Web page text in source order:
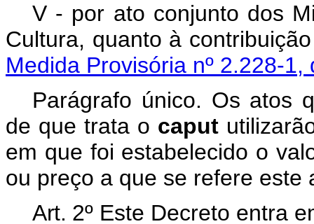
V - por ato conjunto dos
Cultura, quanto à
Medida Provisória nº 2.228-
Parágrafo único. Os atos
de que trata o caput
em que foi estabelecido o
ou preço a que se refere este
Art. 2º Este Decreto entra